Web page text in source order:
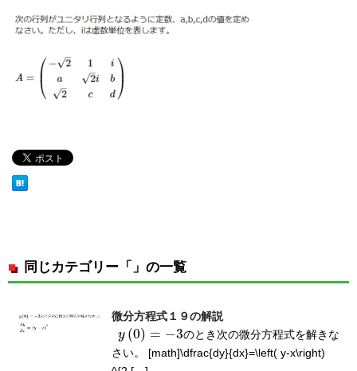
同じカテゴリー「」の一覧
微分方程式１９の解説
y (0) = −3
y( 0)=− 3
のとき次の微分方程式を解きな
さい。 [math]\dfrac{dy}{dx}=\left( y-x\right)